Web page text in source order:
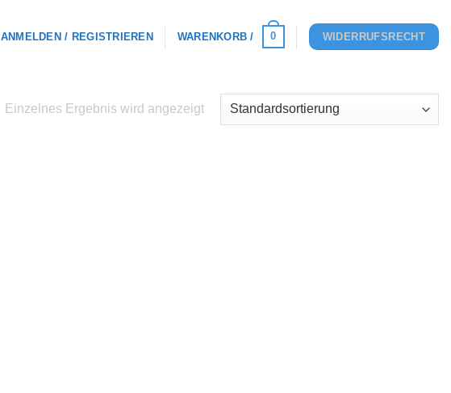
ANMELDEN / REGISTRIEREN WARENKORB / 0 WIDERRUFSRECHT
Einzelnes Ergebnis wird angezeigt